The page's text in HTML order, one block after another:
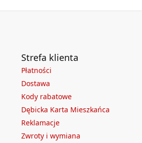
Strefa klienta
Płatności
Dostawa
Kody rabatowe
Dębicka Karta Mieszkańca
Reklamacje
Zwroty i wymiana